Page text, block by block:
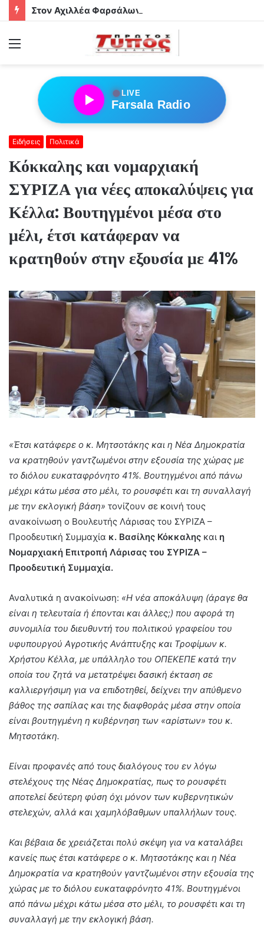
Στον Αχιλλέα Φαρσάλων τα αδέρφια Φούσα!
●LIVE
Farsala Radio
Ειδήσεις Πολιτικά
Κόκκαλης και νομαρχιακή
ΣΥΡΙΖΑ για νέες αποκαλύψεις για
Κέλλα: Βουτηγμένοι μέσα στο
μέλι, έτσι κατάφεραν να
κρατηθούν στην εξουσία με 41%
«Έτσι κατάφερε ο κ. Μητσοτάκης και η Νέα Δημοκρατία
να κρατηθούν γαντζωμένοι στην εξουσία της χώρας με
το διόλου ευκαταφρόνητο 41%. Βουτηγμένοι από πάνω
μέχρι κάτω μέσα στο μέλι, το ρουσφέτι και τη συναλλαγή
με την εκλογική βάση» τονίζουν σε κοινή τους
ανακοίνωση ο Βουλευτής Λάρισας του ΣΥΡΙΖΑ –
Προοδευτική Συμμαχία κ. Βασίλης Κόκκαλης και η
Νομαρχιακή Επιτροπή Λάρισας του ΣΥΡΙΖΑ –
Προοδευτική Συμμαχία.
Αναλυτικά η ανακοίνωση: «Η νέα αποκάλυψη (άραγε θα
είναι η τελευταία ή έπονται και άλλες;) που αφορά τη
συνομιλία του διευθυντή του πολιτικού γραφείου του
υφυπουργού Αγροτικής Ανάπτυξης και Τροφίμων κ.
Χρήστου Κέλλα, με υπάλληλο του ΟΠΕΚΕΠΕ κατά την
οποία του ζητά να μετατρέψει δασική έκταση σε
καλλιεργήσιμη για να επιδοτηθεί, δείχνει την απύθμενο
βάθος της σαπίλας και της διαφθοράς μέσα στην οποία
είναι βουτηγμένη η κυβέρνηση των «αρίστων» του κ.
Μητσοτάκη.
Είναι προφανές από τους διαλόγους του εν λόγω
στελέχους της Νέας Δημοκρατίας, πως το ρουσφέτι
αποτελεί δεύτερη φύση όχι μόνον των κυβερνητικών
στελεχών, αλλά και χαμηλόβαθμων υπαλλήλων τους.
Και βέβαια δε χρειάζεται πολύ σκέψη για να καταλάβει
κανείς πως έτσι κατάφερε ο κ. Μητσοτάκης και η Νέα
Δημοκρατία να κρατηθούν γαντζωμένοι στην εξουσία της
χώρας με το διόλου ευκαταφρόνητο 41%. Βουτηγμένοι
από πάνω μέχρι κάτω μέσα στο μέλι, το ρουσφέτι και τη
συναλλαγή με την εκλογική βάση.